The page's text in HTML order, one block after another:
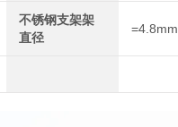
不锈钢支架架
直径
=4.8mm